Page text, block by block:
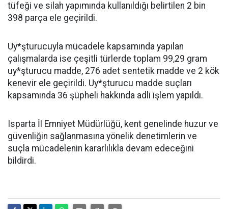
tüfeği ve silah yapımında kullanıldığı belirtilen 2 bin
398 parça ele geçirildi.
Uy*şturucuyla mücadele kapsamında yapılan
çalışmalarda ise çeşitli türlerde toplam 99,29 gram
uy*şturucu madde, 276 adet sentetik madde ve 2 kök
kenevir ele geçirildi. Uy*şturucu madde suçları
kapsamında 36 şüpheli hakkında adli işlem yapıldı.
Isparta İl Emniyet Müdürlüğü, kent genelinde huzur ve
güvenliğin sağlanmasına yönelik denetimlerin ve
suçla mücadelenin kararlılıkla devam edeceğini
bildirdi.